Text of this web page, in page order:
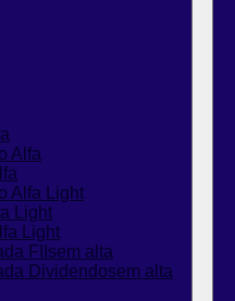
Alfa
Alfa Light
Light
Light
FIIsem alta
Dividendosem alta